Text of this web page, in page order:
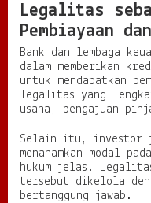
Legalitas
Pembiayaan
Bank dan lembaga
dalam memberikan
untuk mendapatkan
legalitas yang
usaha, pengajuan
Selain itu, investor
menanamkan modal
hukum jelas.
tersebut dikelola
bertanggung jawab.